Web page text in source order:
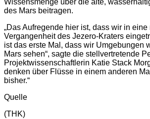
Wissensmenge über die alte,
des Mars beitragen.
„Das Aufregende hier ist, dass wir in
Vergangenheit des Jezero-Kraters
ist das erste Mal, dass wir Umgebungen
Mars sehen“, sagte die stellvertretende
Projektwissenschaftlerin Katie Stack
denken über Flüsse in einem anderen
bisher.“
Quelle
(THK)